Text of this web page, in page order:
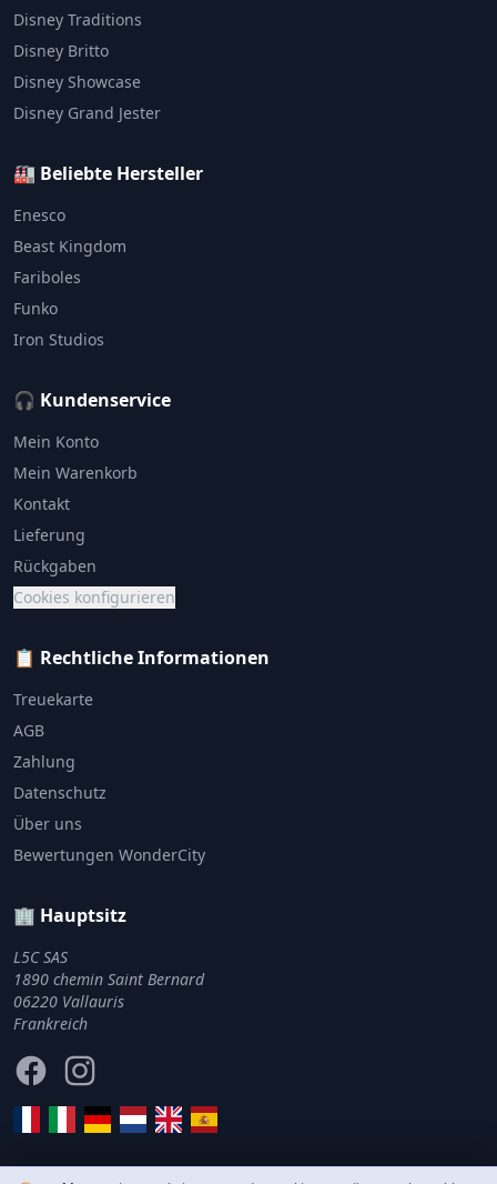
Disney Traditions
Disney Britto
Disney Showcase
Disney Grand Jester
🏭 Beliebte Hersteller
Enesco
Beast Kingdom
Fariboles
Funko
Iron Studios
🎧 Kundenservice
Mein Konto
Mein Warenkorb
Kontakt
Lieferung
Rückgaben
Cookies konfigurieren
📋 Rechtliche Informationen
Treuekarte
AGB
Zahlung
Datenschutz
Über uns
Bewertungen WonderCity
🏢 Hauptsitz
L5C SAS
1890 chemin Saint Bernard
06220 Vallauris
Frankreich
FacebookInstagram